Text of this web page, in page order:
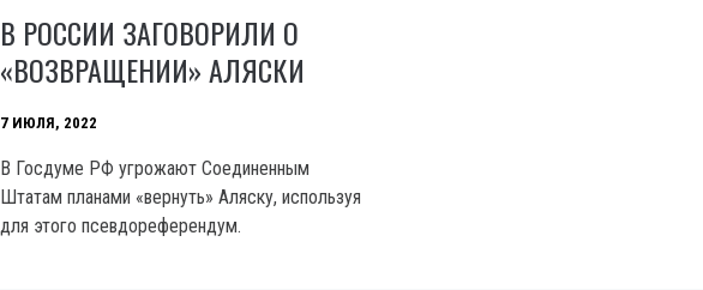
В РОССИИ ЗАГОВОРИЛИ О
«ВОЗВРАЩЕНИИ» АЛЯСКИ
7 ИЮЛЯ, 2022
В Госдуме РФ угрожают Соединенным
Штатам планами «вернуть» Аляску, используя
для этого псевдореферендум.